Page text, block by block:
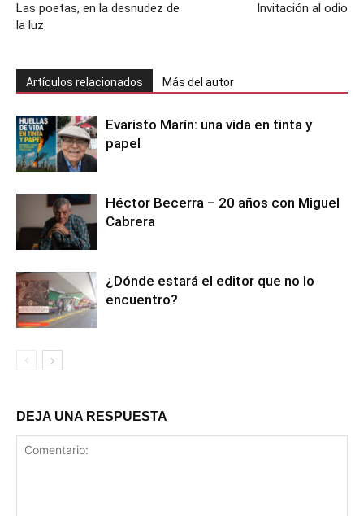
Las poetas, en la desnudez de
la luz
Invitación al odio
Artículos relacionados Más del autor
Evaristo Marín: una vida en tinta y
papel
Héctor Becerra – 20 años con Miguel
Cabrera
¿Dónde estará el editor que no lo
encuentro?
DEJA UNA RESPUESTA